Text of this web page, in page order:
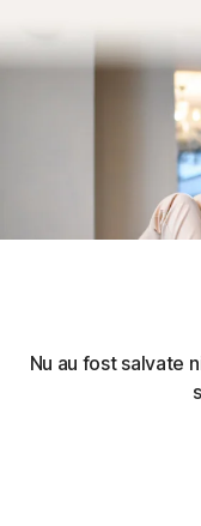
Nu au fost salvate